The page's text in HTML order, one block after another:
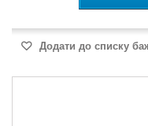
Додати до списку